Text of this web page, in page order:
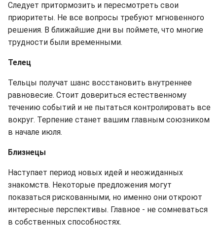
Следует притормозить и пересмотреть свои
приоритеты. Не все вопросы требуют мгновенного
решения. В ближайшие дни вы поймете, что многие
трудности были временными.
Телец
Тельцы получат шанс восстановить внутреннее
равновесие. Стоит довериться естественному
течению событий и не пытаться контролировать все
вокруг. Терпение станет вашим главным союзником
в начале июля.
Близнецы
Наступает период новых идей и неожиданных
знакомств. Некоторые предложения могут
показаться рискованными, но именно они откроют
интересные перспективы. Главное - не сомневаться
в собственных способностях.